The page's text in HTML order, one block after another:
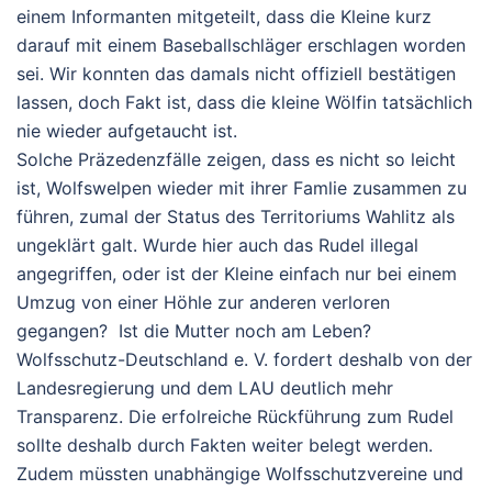
einem Informanten mitgeteilt, dass die Kleine kurz
darauf mit einem Baseballschläger erschlagen worden
sei. Wir konnten das damals nicht offiziell bestätigen
lassen, doch Fakt ist, dass die kleine Wölfin tatsächlich
nie wieder aufgetaucht ist.
Solche Präzedenzfälle zeigen, dass es nicht so leicht
ist, Wolfswelpen wieder mit ihrer Famlie zusammen zu
führen, zumal der Status des Territoriums Wahlitz als
ungeklärt galt. Wurde hier auch das Rudel illegal
angegriffen, oder ist der Kleine einfach nur bei einem
Umzug von einer Höhle zur anderen verloren
gegangen? Ist die Mutter noch am Leben?
Wolfsschutz-Deutschland e. V. fordert deshalb von der
Landesregierung und dem LAU deutlich mehr
Transparenz. Die erfolreiche Rückführung zum Rudel
sollte deshalb durch Fakten weiter belegt werden.
Zudem müssten unabhängige Wolfsschutzvereine und